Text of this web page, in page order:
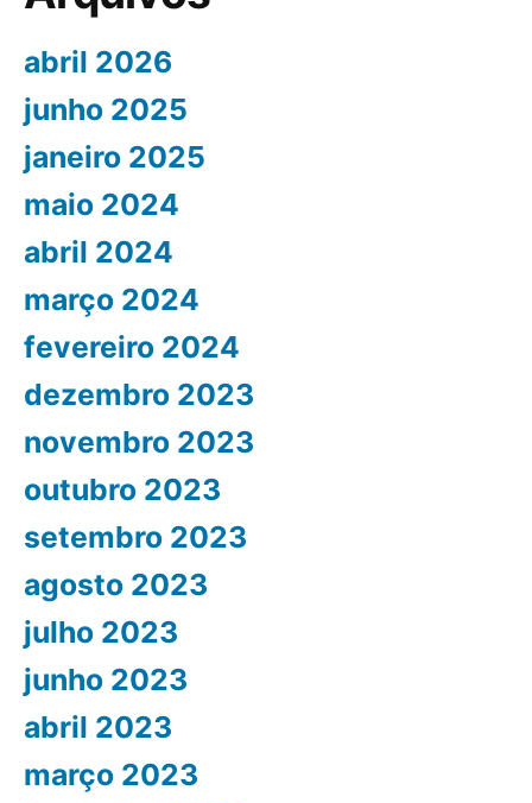
abril 2026
junho 2025
janeiro 2025
maio 2024
abril 2024
março 2024
fevereiro 2024
dezembro 2023
novembro 2023
outubro 2023
setembro 2023
agosto 2023
julho 2023
junho 2023
abril 2023
março 2023